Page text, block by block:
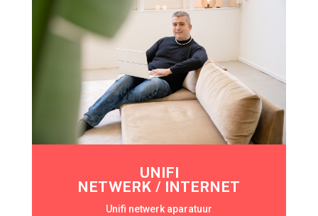
UNIFI
NETWERK / INTERNET
Unifi netwerk aparatuur